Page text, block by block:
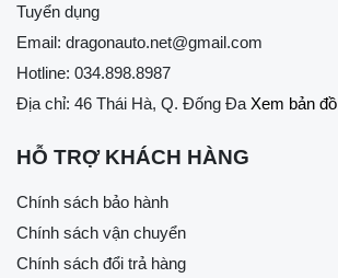
Tuyển dụng
Email: dragonauto.net@gmail.com
Hotline: 034.898.8987
Địa chỉ: 46 Thái Hà, Q. Đống Đa Xem bản đồ
HỖ TRỢ KHÁCH HÀNG
Chính sách bảo hành
Chính sách vận chuyển
Chính sách đổi trả hàng